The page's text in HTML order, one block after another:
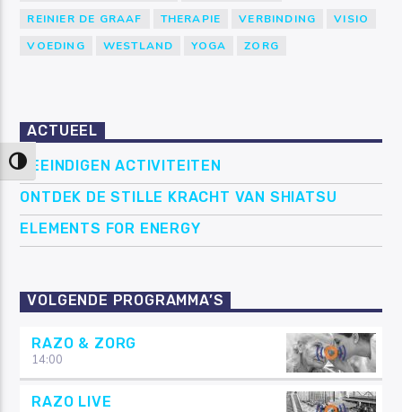
Keuze voor hoog contrast
REINIER DE GRAAF
THERAPIE VERBINDING
VISIO
VOEDING
WESTLAND YOGA ZORG
ACTUEEL
BEEINDIGEN ACTIVITEITEN
ONTDEK DE STILLE KRACHT VAN SHIATSU
ELEMENTS FOR ENERGY
VOLGENDE PROGRAMMA’S
RAZO & ZORG
14:00
RAZO LIVE